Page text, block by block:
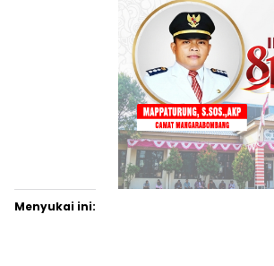
Menyukai ini: